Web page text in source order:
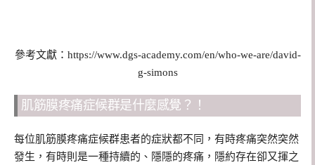
參考文獻：https://www.dgs-academy.com/en/who-we-are/david-
g-simons
肌筋膜疼痛症候群是什麼感覺？！
每位肌筋膜疼痛症候群患者的症狀都不同，有時疼痛突然突然
發生，有時則是一種持續的、隱隱的疼痛，隱約存在卻又揮之